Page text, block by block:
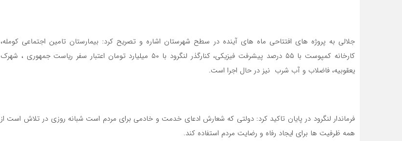
جلالی به پروژه های افتتاحی ماه های آینده در سطح شهرستان اشاره و تصریح کرد: بیمارستان تامین اجتماعی کومله،
کارخانه کمپوست با ۵۵ درصد پیشرفت فیزیکی، کنارگذر لنگرود با ۵۰ میلیارد تومان اعتبار سفر ریاست جمهوری ، شهرک
یعقوبیه، فاضلاب و آب شرب نیز در حال اجرا است.
فرماندار لنگرود در پایان تاکید کرد: دولتی که شعارش ادعای خدمت و خادمی برای مردم است شبانه روزی در تلاش است از
همه ظرفیت ها برای ایجاد رفاه و رضایت مردم استفاده کند.